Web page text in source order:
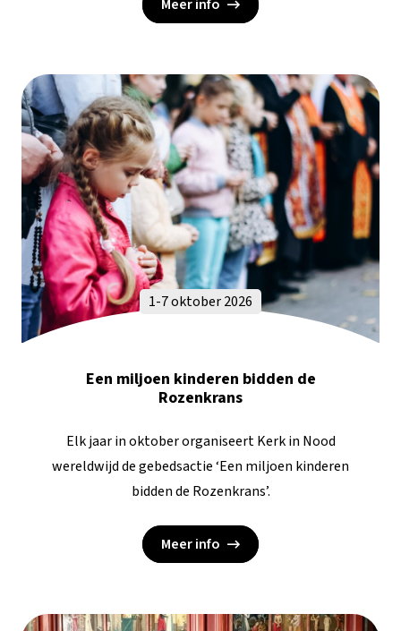
Meer info
1-7 oktober 2026
Een miljoen kinderen bidden de
Rozenkrans
Elk jaar in oktober organiseert Kerk in Nood
wereldwijd de gebedsactie ‘Een miljoen kinderen
bidden de Rozenkrans’.
Meer info